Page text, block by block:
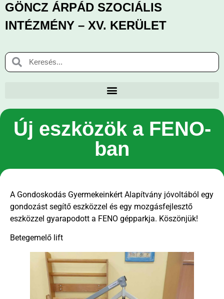
GÖNCZ ÁRPÁD SZOCIÁLIS
INTÉZMÉNY – XV. KERÜLET
Új eszközök a FENO-
ban
A Gondoskodás Gyermekeinkért Alapítvány jóvoltából egy
gondozást segítő eszközzel és egy mozgásfejlesztő
eszközzel gyarapodott a FENO gépparkja. Köszönjük!
Betegemelő lift